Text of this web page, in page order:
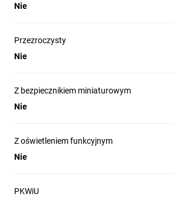
Nie
Przezroczysty
Nie
Z bezpiecznikiem miniaturowym
Nie
Z oświetleniem funkcyjnym
Nie
PKWiU